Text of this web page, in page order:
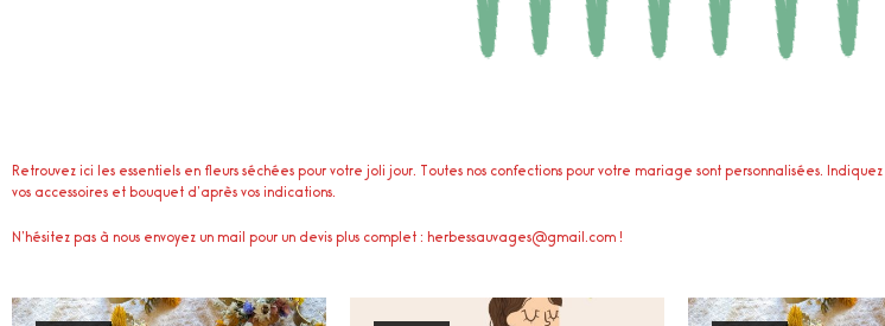
Retrouvez ici les essentiels en fleurs séchées pour votre joli jour. Toutes nos confections pour votre mariage sont personnalisées.
vos accessoires et bouquet d’après vos indications.
N’hésitez pas à nous envoyez un mail pour un devis plus complet : herbessauvages@gmail.com !